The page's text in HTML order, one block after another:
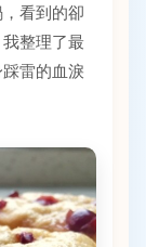
看到的卻
整理了最
雷的血淚